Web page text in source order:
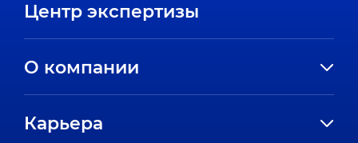
Центр экспертизы
О компании
Направления
Карьера